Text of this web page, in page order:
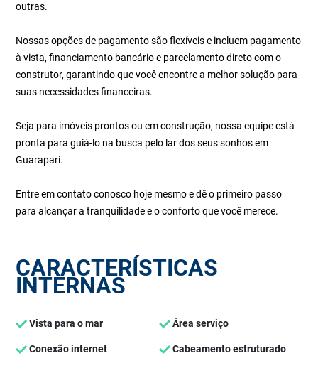
outras.
Nossas opções de pagamento são flexíveis e incluem pagamento
à vista, financiamento bancário e parcelamento direto com o
construtor, garantindo que você encontre a melhor solução para
suas necessidades financeiras.
Seja para imóveis prontos ou em construção, nossa equipe está
pronta para guiá-lo na busca pelo lar dos seus sonhos em
Guarapari.
Entre em contato conosco hoje mesmo e dê o primeiro passo
para alcançar a tranquilidade e o conforto que você merece.
CARACTERÍSTICAS
INTERNAS
Vista para o mar Área serviço
Conexão internet Cabeamento estruturado